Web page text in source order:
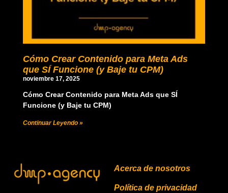
Cómo Crear Contenido para Meta Ads
que SÍ Funcione (y Baje tu CPM)
noviembre 17, 2025
Cómo Crear Contenido para Meta Ads que SÍ
Funcione (y Baje tu CPM)
Continuar Leyendo »
Acerca de nosotros
Política de privacidad